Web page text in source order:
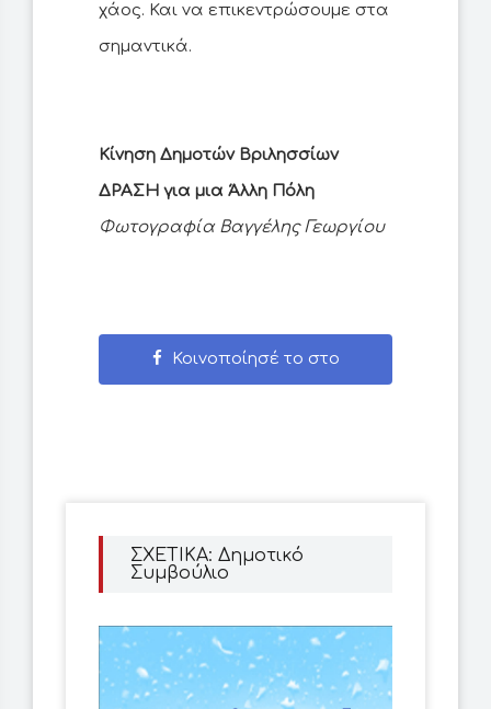
χάος. Και να επικεντρώσουμε στα
σημαντικά.
Κίνηση Δημοτών Βριλησσίων
ΔΡΑΣΗ για μια Άλλη Πόλη
Φωτογραφία Βαγγέλης Γεωργίου
Κοινοποίησέ το στο
ΣΧΕΤΙΚΑ: Δημοτικό
Συμβούλιο